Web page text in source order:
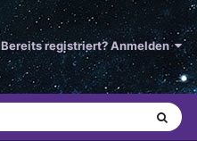
Bereits registriert? Anmelden